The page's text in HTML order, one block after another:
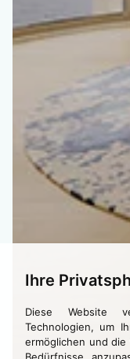
Ihre
Diese Website
Technologien, um
ermöglichen und die